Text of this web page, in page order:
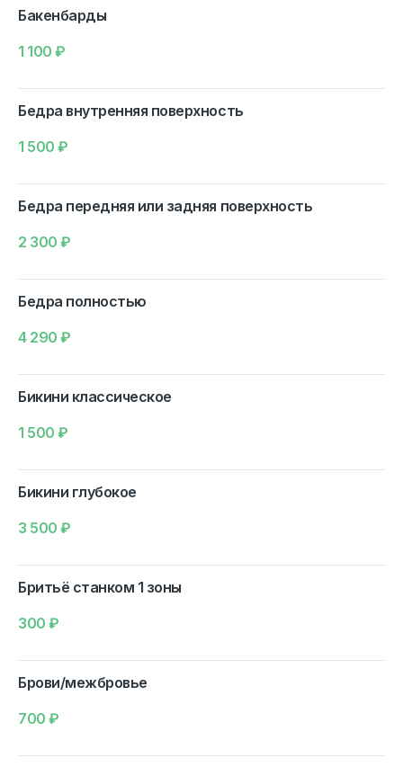
Бакенбарды
1 100 ₽
Бедра внутренняя поверхность
1 500 ₽
Бедра передняя или задняя поверхность
2 300 ₽
Бедра полностью
4 290 ₽
Бикини классическое
1 500 ₽
Бикини глубокое
3 500 ₽
Бритьё станком 1 зоны
300 ₽
Брови/межбровье
700 ₽